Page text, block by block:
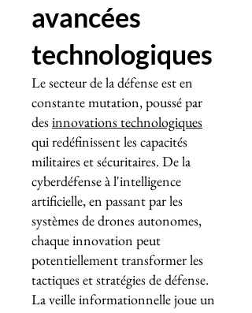
avancées
technologiques
Le secteur de la défense est en
constante mutation, poussé par
desinnovations technologiques
qui redéfinissent les capacités
militaires et sécuritaires. De la
cyberdéfense à l'intelligence
artificielle, en passant par les
systèmes de drones autonomes,
chaque innovation peut
potentiellement transformer les
tactiques et stratégies de défense.
La veille informationnelle joue un